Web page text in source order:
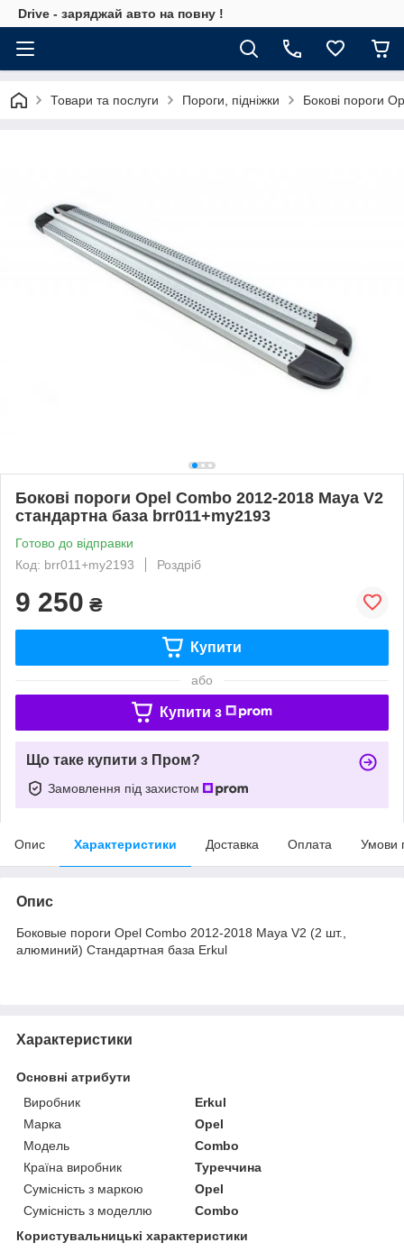
Drive - заряджай авто на повну !
Товари та послуги Пороги, підніжки Бокові пороги
Бокові пороги Opel Combo 2012-2018 Maya V2
стандартна база brr011+my2193
Готово до відправки
Код: brr011+my2193
Роздріб
9 250 ₴
Купити
або
Купити з
Що таке купити з Пром?
Замовлення під захистом
Опис Характеристики Доставка Оплата Умови
Опис
Боковые пороги Opel Combo 2012-2018 Maya V2 (2 шт.,
алюминий) Стандартная база Erkul
Характеристики
Основні атрибути
Виробник
Erkul
Марка
Opel
Модель
Combo
Країна виробник
Туреччина
Сумісність з маркою
Opel
Сумісність з моделлю
Combo
Користувальницькі характеристики